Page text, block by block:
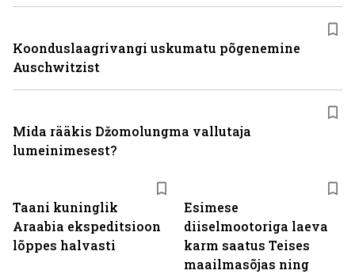
Taani kuninglik
Araabia ekspeditsioon
lõppes halvasti
Esimese
diiselmootoriga laeva
karm saatus Teises
maailmasõjas ning
Koonduslaagrivangi uskumatu põgenemine
Auschwitzist
Mida rääkis Džomolungma vallutaja
lumeinimesest?